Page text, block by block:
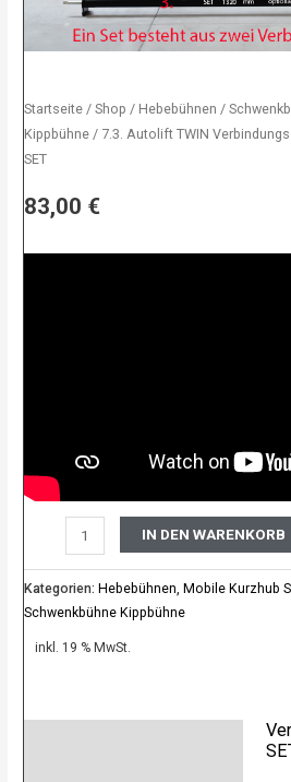
Startseite /Shop / Hebebühnen /
Kippbühne / 7.3. Autolift TWIN
SET
83,00 €
IN DEN WARENKORB
Kategorien: Hebebühnen, Mobile Kurzhub
Schwenkbühne Kippbühne
inkl. 19 % MwSt.